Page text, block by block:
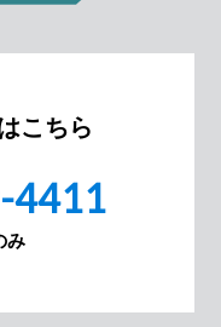
こちら
4411
み